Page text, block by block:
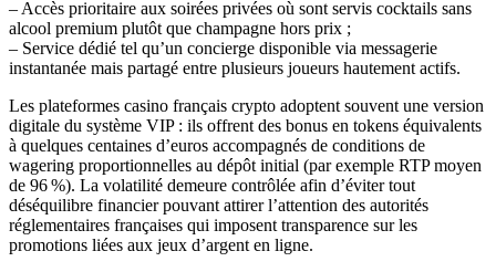
– Accès prioritaire aux soirées privées où sont servis cocktails sans
alcool premium plutôt que champagne hors prix ;
– Service dédié tel qu’un concierge disponible via messagerie
instantanée mais partagé entre plusieurs joueurs hautement actifs.
Les plateformes casino français crypto adoptent souvent une version
digitale du système VIP : ils offrent des bonus en tokens équivalents
à quelques centaines d’euros accompagnés de conditions de
wagering proportionnelles au dépôt initial (par exemple RTP moyen
de 96 %). La volatilité demeure contrôlée afin d’éviter tout
déséquilibre financier pouvant attirer l’attention des autorités
réglementaires françaises qui imposent transparence sur les
promotions liées aux jeux d’argent en ligne.